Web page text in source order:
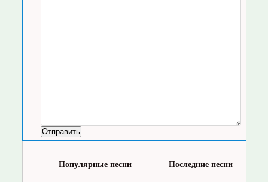
Популярные песни Последние песни